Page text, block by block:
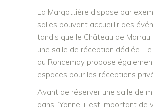
La Margottière dispose par
salles pouvant accueillir des
tandis que le Château de
une salle de réception dédiée.
du Roncemay propose
espaces pour les réceptions
Avant de réserver une salle de
dans l’Yonne, il est important de